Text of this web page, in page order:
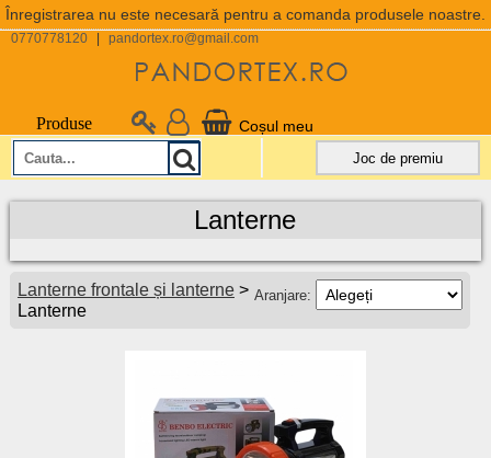
Înregistrarea nu este necesară pentru a comanda produsele noastre.
0770778120 pandortex.ro@gmail.com
Produse Coșul meu
Joc de premiu
Lanterne
Aranjare:
Lanterne frontale și lanterne>
Lanterne